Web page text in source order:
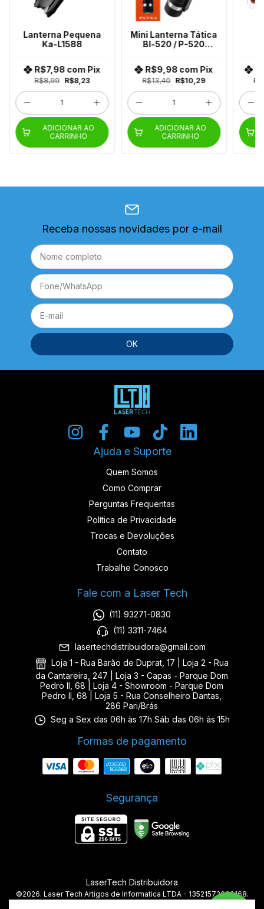
Lanterna Pequena
Ka-L1588
R$8,99 R$8,23
R$7,98 com Pix
ADICIONAR AO
CARRINHO
Mini Lanterna Tática
Bl-520 / P-520
R$13,40 R$10,29
R$9,98 com Pix
ADICIONAR AO
CARRINHO
Receba nossas novidades por e-mail
Ajuda e Suporte
Quem Somos
Como Comprar
Perguntas Frequentas
Política de Privacidade
Trocas e Devoluções
Contato
Trabalhe Conosco
Fale com a Laser Tech
(11) 93271-0830
(11) 3311-7464
lasertechdistribuidora@gmail.com
Loja 1 - Rua Barão de Duprat, 17 | Loja 2 - Rua
da Cantareira, 247 | Loja 3 - Capas - Parque Dom
Pedro II, 68 | Loja 4 - Showroom - Parque Dom
Pedro II, 68 | Loja 5 - Rua Conselheiro Dantas,
286 Pari/Brás
Seg a Sex das 06h às 17h Sáb das 06h às 15h
Formas de pagamento
Segurança
LaserTech Distribuidora
©2026. Laser Tech Artigos de Informatica LTDA - 13521572000168.